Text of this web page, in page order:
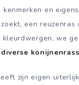
en
een
we
diverse
zijn eigen